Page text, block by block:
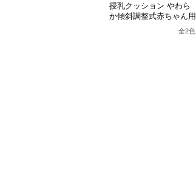
授乳クッション やわら
か傾斜調整式赤ちゃん用
全2色